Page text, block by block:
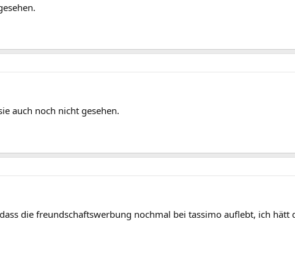
auch noch nicht gesehen.
die freundschaftswerbung nochmal bei tassimo auflebt, ich hätt